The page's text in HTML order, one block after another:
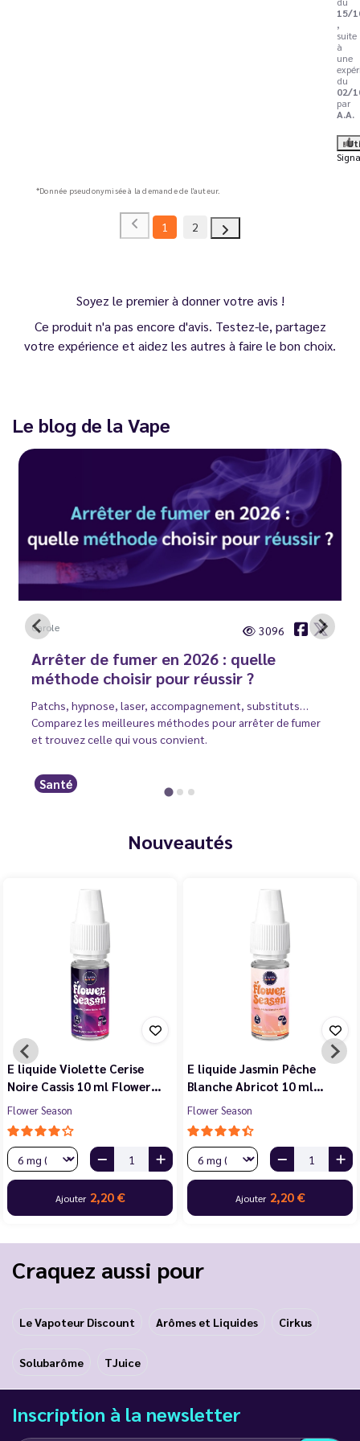
15/
,
suite
à
une
du
02/
par
A.A.
*Donnée pseudonymisée à la demande de l'auteur.
1 2
Soyez le premier à donner votre avis !
Ce produit n'a pas encore d'avis. Testez-le, partagez
votre expérience et aidez les autres à faire le bon choix.
Le blog de la Vape
Carole 3096
Arrêter de fumer en 2026 : quelle
méthode choisir pour réussir ?
Patchs, hypnose, laser, accompagnement, substituts…
Comparez les meilleures méthodes pour arrêter de fumer
et trouvez celle qui vous convient.
Santé
Nouveautés
E liquide Violette Cerise
Noire Cassis 10 ml Flower…
Flower Season
Ajouter 2,20 €
E liquide Jasmin Pêche
Blanche Abricot 10 ml…
Flower Season
Ajouter 2,20 €
Craquez aussi pour
Le Vapoteur Discount Arômes et Liquides Cirkus
Solubarôme TJuice
Inscription à la newsletter